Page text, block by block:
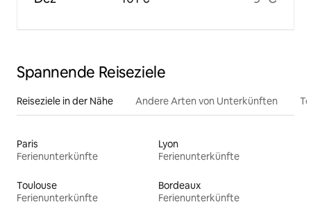
Spannende Reiseziele
Reiseziele in der Nähe Andere Arten von Unterkünften
Paris
Ferienunterkünfte
Lyon
Ferienunterkünfte
Toulouse
Ferienunterkünfte
Bordeaux
Ferienunterkünfte